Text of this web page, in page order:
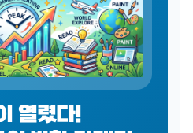
열렸다!